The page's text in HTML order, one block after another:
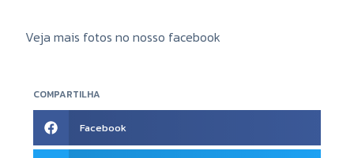
COMPARTILHA
Facebook
Veja mais fotos no nosso facebook